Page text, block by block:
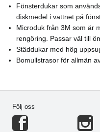
Fönsterdukar som
diskmedel i vattnet på
Microduk från 3M som är
rengöring. Passar väl till
Städdukar med hög
Bomullstrasor för allmän
Följ oss